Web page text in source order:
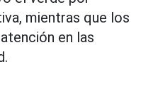
mientras que los
en las